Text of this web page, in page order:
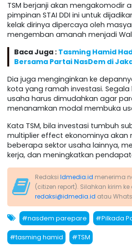
TSM berjanji akan mengakomodir
pimpinan STAI DDI ini untuk
kelak dirinya dipercaya oleh
mengemban amanah menjadi
Baca Juga : Tasming Hamid
Bersama Partai NasDem di
Dia juga menginginkan ke
kota yang ramah investasi. Segala
usaha harus dimudahkan agar
menanamkan modal membuka
Kata TSM, bila investasi tumbuh
multiplier effect ekonominya akan
beberapa sektor usaha lainnya,
kerja, dan meningkatkan
Redaksi Idmedia.id menerima
(citizen report). Silahkan kirim ke
redaksi@idmedia.id atau
#nasdem parepare #Pilkada
#tasming hamid #TSM